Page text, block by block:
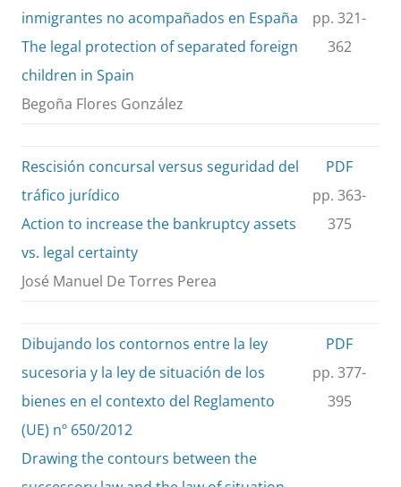
inmigrantes no acompañados en España
The legal protection of separated foreign
children in Spain
Begoña Flores González
pp. 321-
362
Rescisión concursal versus seguridad del
tráfico jurídico
Action to increase the bankruptcy assets
vs. legal certainty
José Manuel De Torres Perea
PDF
pp. 363-
375
Dibujando los contornos entre la ley
sucesoria y la ley de situación de los
bienes en el contexto del Reglamento
(UE) nº 650/2012
Drawing the contours between the
PDF
pp. 377-
395